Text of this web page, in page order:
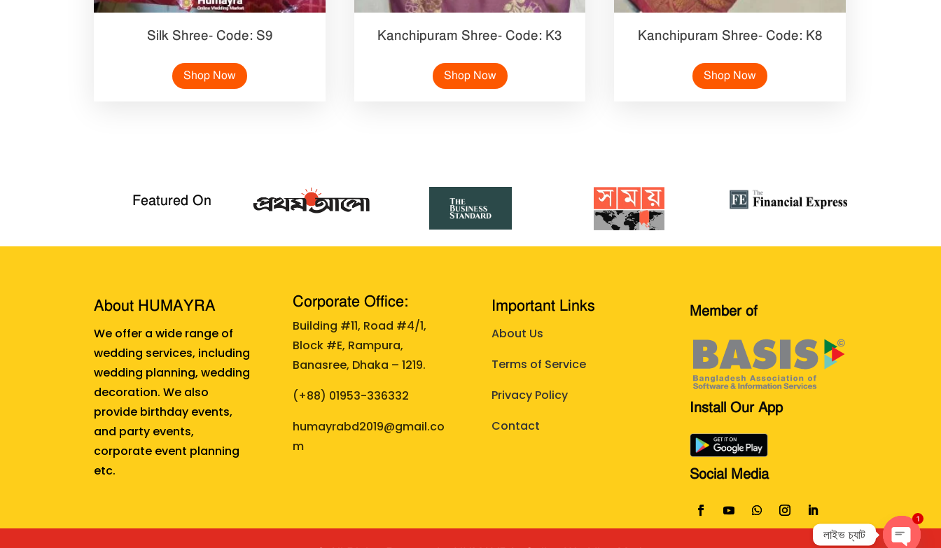
Silk Shree- Code: S9
Shop Now
Kanchipuram Shree- Code: K3
Shop Now
Kanchipuram Shree- Code: K8
Shop Now
Featured On
About HUMAYRA
We offer a wide range of
wedding services, including
wedding planning, wedding
decoration. We also
provide birthday events,
and party events,
corporate event planning
etc.
Corporate Office:
Building #11, Road #4/1,
Block #E, Rampura,
Banasree, Dhaka – 1219.
(+88) 01953-336332
humayrabd2019@gmail.co
m
Important Links
About Us
Terms of Service
Privacy Policy
Contact
Member of
Install Our App
Social Media
লাইভ চ্যাট
Open